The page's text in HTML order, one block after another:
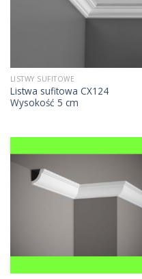
LISTWY SUFITOWE
Listwa sufitowa CX124
Wysokość 5 cm